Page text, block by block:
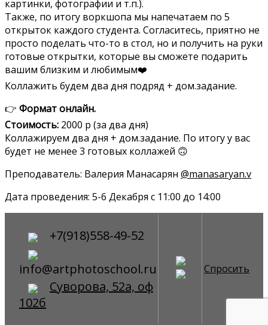
картинки, фотографии и т.п.).
Также, по итогу воркшопа мы напечатаем по 5
открыток каждого студента. Согласитесь, приятно не
просто поделать что-то в стол, но и получить на руки
готовые открытки, которые вы сможете подарить
вашим близким и любимым❤️
Коллажить будем два дня подряд + дом.задание.
👉 Формат онлайн.
Стоимость: 2000 р (за два дня)
Коллажируем два дня + дом.задание. По итогу у вас
будет не менее 3 готовых коллажей 🙃
Преподаватель: Валерия Манасарян @manasaryan.v
Дата проведения: 5-6 Декабря с 11:00 до 14:00
+7(918)558-49-52
info@artphotoschool.ru
Суворова, 52а, оф
102б
Спросить